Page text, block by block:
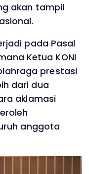
akan tampil
pada Pasal
Ketua KONI
prestasi
dari dua
aklamasi
anggota